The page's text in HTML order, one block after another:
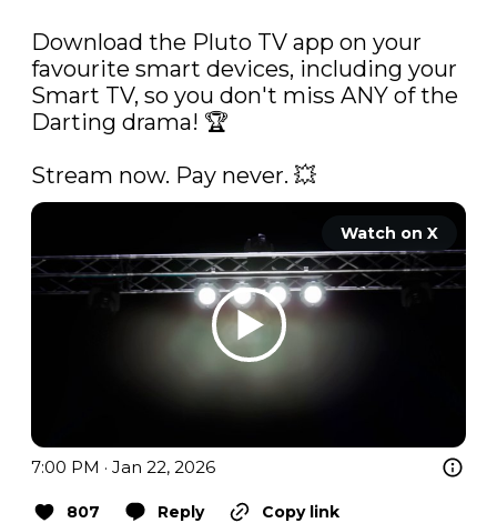
Download the Pluto TV app on your
favourite smart devices, including your
Smart TV, so you don't miss ANY of the
Darting drama! 🏆
Stream now. Pay never. 💥
Watch on X
7:00 PM · Jan 22, 2026
807 Reply
Copy link